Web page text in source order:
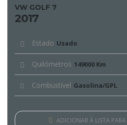
VW GOLF 7
2017
Estado Usado
Quilómetros 149000 Km
Combustível Gasolina/GPL
ADICIONAR À LISTA